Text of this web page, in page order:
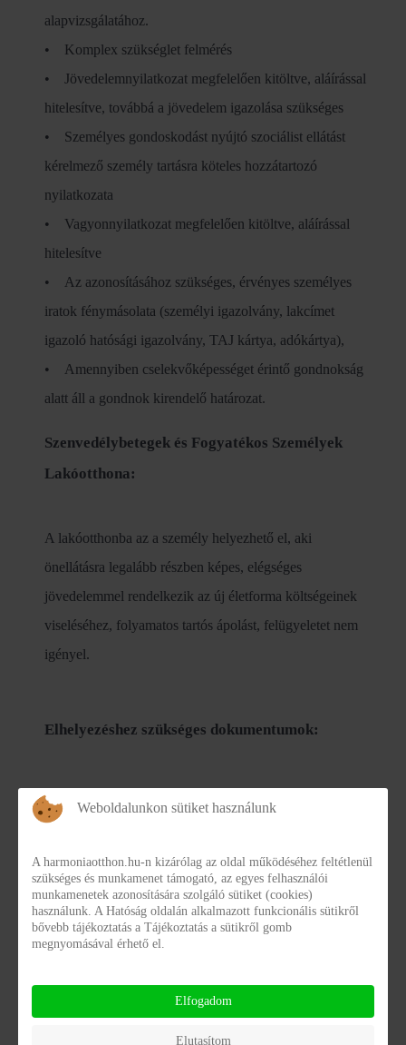
alapvizsgálatához.
• Komplex szükséglet felmérés
• Jövedelemnyilatkozat megfelelően kitöltve, aláírással
hitelesítve, továbbá a jövedelem igazolása szükséges
• Személyes gondoskodást nyújtó szociálist ellátást
kérelmező személy tartásra köteles hozzátartozó
nyilatkozata
• Vagyonnyilatkozat megfelelően kitöltve, aláírással
hitelesítve
• Az azonosításához szükséges, érvényes személyes
iratok fénymásolata (személyi igazolvány, lakcímet
igazoló hatósági igazolvány, TAJ kártya, adókártya),
• Amennyiben cselekvőképességet érintő gondnokság
alatt áll a gondnok kirendelő határozat.
Szenvedélybetegek és Fogyatékos Személyek
Lakóotthona:
A lakóotthonba az a személy helyezhető el, aki
önellátásra legalább részben képes, elégséges
jövedelemmel rendelkezik az új életforma költségeinek
viseléséhez, folyamatos tartós ápolást, felügyeletet nem
igényel.
Elhelyezéshez szükséges dokumentumok:
• Kérelem a személyes gondoskodást nyújtó szociális
ellátás igénybevételéhez
egészségi állapotára vonatkozó igazolás
• Szenvedélybetegek és fogyatékos személyek
Lakóotthonba történő felvételi kérelem esetén az igénybe
nem régebbi szakvéleménye.
Weboldalunkon sütiket használunk
A harmoniaotthon.hu-n kizárólag az oldal működéséhez feltétlenül
szükséges és munkamenet támogató, az egyes felhasználói
munkamenetek azonosítására szolgáló sütiket (cookies)
használunk. A Hatóság oldalán alkalmazott funkcionális sütikről
bővebb tájékoztatás a Tájékoztatás a sütikről gomb
megnyomásával érhető el.
Elfogadom
Elutasítom